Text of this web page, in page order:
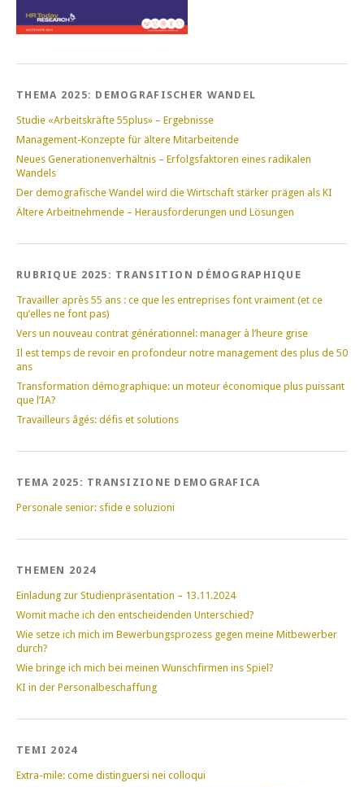
THEMA 2025: DEMOGRAFISCHER WANDEL
Studie «Arbeitskräfte 55plus» – Ergebnisse
Management-Konzepte für ältere Mitarbeitende
Neues Generationenverhältnis – Erfolgsfaktoren eines radikalen
Wandels
Der demografische Wandel wird die Wirtschaft stärker prägen als KI
Ältere Arbeitnehmende – Herausforderungen und Lösungen
RUBRIQUE 2025: TRANSITION DÉMOGRAPHIQUE
Travailler après 55 ans : ce que les entreprises font vraiment (et ce
qu’elles ne font pas)
Vers un nouveau contrat générationnel: manager à l’heure grise
Il est temps de revoir en profondeur notre management des plus de 50
ans
Transformation démographique: un moteur économique plus puissant
que l’IA?
Travailleurs âgés: défis et solutions
TEMA 2025: TRANSIZIONE DEMOGRAFICA
Personale senior: sfide e soluzioni
THEMEN 2024
Einladung zur Studienpräsentation – 13.11.2024
Womit mache ich den entscheidenden Unterschied?
Wie setze ich mich im Bewerbungsprozess gegen meine Mitbewerber
durch?
Wie bringe ich mich bei meinen Wunschfirmen ins Spiel?
KI in der Personalbeschaffung
TEMI 2024
Extra-mile: come distinguersi nei colloqui